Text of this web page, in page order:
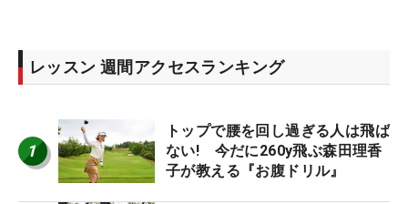
レッスン 週間アクセスランキング
1
トップで腰を回し過ぎる人は飛ば
ない! 今だに260y飛ぶ森田理香
子が教える『お腹ドリル』